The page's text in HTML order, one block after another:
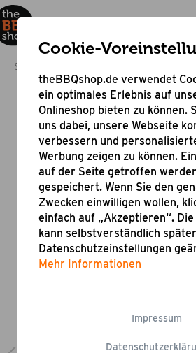
Startseite
Cookie-
theBBQshop.de verwendet
ein optimales Erlebnis auf
Onlineshop bieten zu können.
uns dabei, unsere Webseite
verbessern und
Werbung zeigen zu können.
auf der Seite getroffen
gespeichert. Wenn Sie den
Zwecken einwilligen wollen,
einfach auf „Akzeptieren“.
kann selbstverständlich
Datenschutzeinstellungen
Mehr Informationen
Impressum